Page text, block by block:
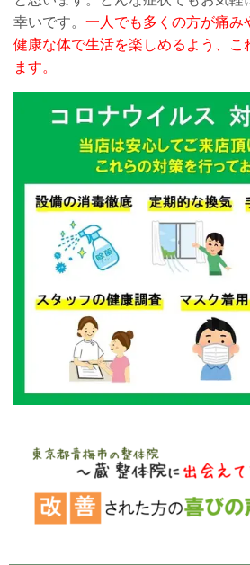
幸いです。 一人でも多くの方が痛み
健康な体で生活を楽しめるよう、こ
ます。